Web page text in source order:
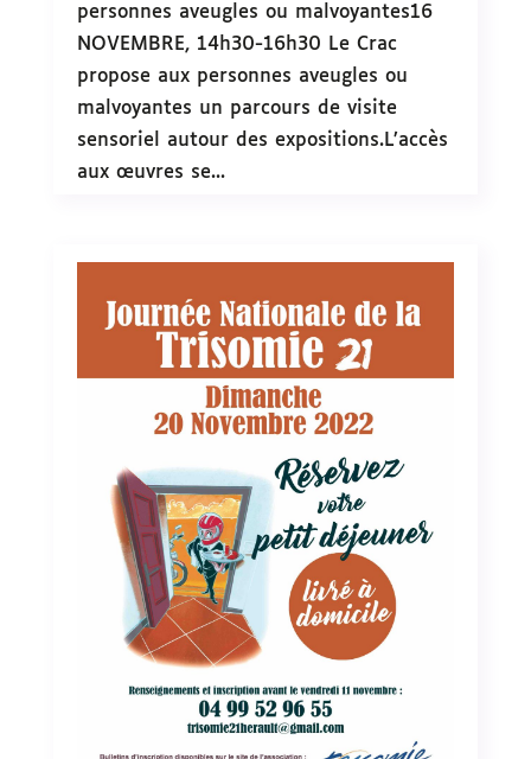
personnes aveugles ou malvoyantes16
NOVEMBRE, 14h30-16h30 Le Crac
propose aux personnes aveugles ou
malvoyantes un parcours de visite
sensoriel autour des expositions.L’accès
aux œuvres se...